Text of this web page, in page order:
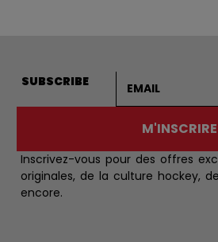
SUBSCRIBE
M'INSCRIRE
Inscrivez-vous pour des offres
originales, de la culture hockey,
encore.